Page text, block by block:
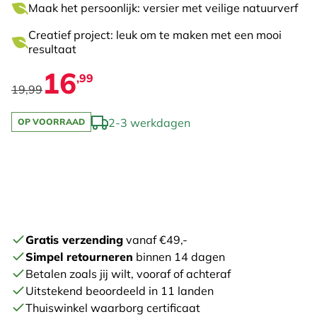
Maak het persoonlijk: versier met veilige natuurverf
Creatief project: leuk om te maken met een mooi
resultaat
19,99 16,99
OP VOORRAAD 2-3 werkdagen
Gratis verzending vanaf €49,-
Simpel retourneren binnen 14 dagen
Betalen zoals jij wilt, vooraf of achteraf
Uitstekend beoordeeld in 11 landen
Thuiswinkel waarborg certificaat